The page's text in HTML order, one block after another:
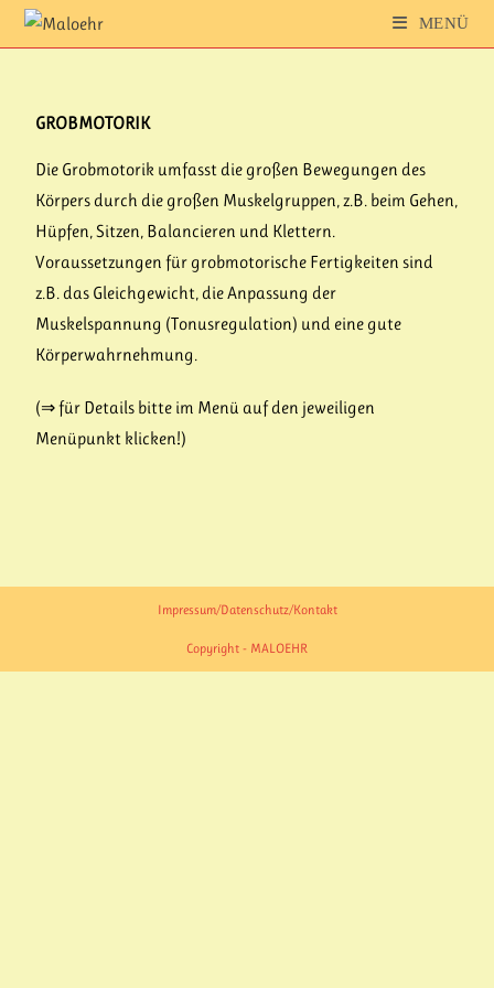
MENÜ
GROBMOTORIK
Die Grobmotorik umfasst die großen Bewegungen des
Körpers durch die großen Muskelgruppen, z.B. beim Gehen,
Hüpfen, Sitzen, Balancieren und Klettern.
Voraussetzungen für grobmotorische Fertigkeiten sind
z.B. das Gleichgewicht, die Anpassung der
Muskelspannung (Tonusregulation) und eine gute
Körperwahrnehmung.
(⇒ für Details bitte im Menü auf den jeweiligen
Menüpunkt klicken!)
Impressum/Datenschutz/Kontakt
Copyright - MALOEHR